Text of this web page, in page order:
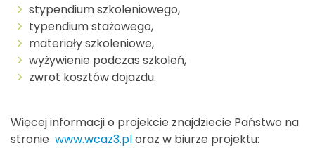
stypendium szkoleniowego,
typendium stażowego,
materiały szkoleniowe,
wyżywienie podczas szkoleń,
zwrot kosztów dojazdu.
Więcej informacji o projekcie znajdziecie Państwo na
stronie www.wcaz3.ploraz w biurze projektu: